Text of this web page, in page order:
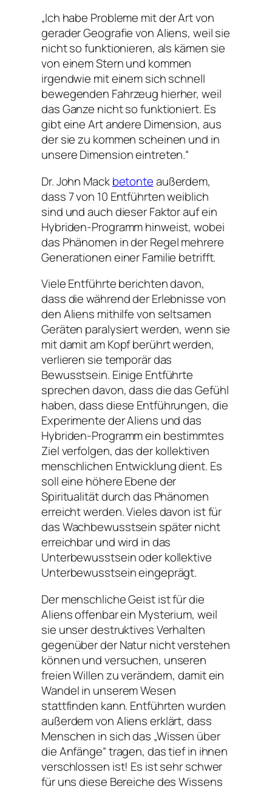
„Ich habe Probleme mit der Art von
gerader Geografie von Aliens, weil sie
nicht so funktionieren, als kämen sie
von einem Stern und kommen
irgendwie mit einem sich schnell
bewegenden Fahrzeug hierher, weil
das Ganze nicht so funktioniert. Es
gibt eine Art andere Dimension, aus
der sie zu kommen scheinen und in
unsere Dimension eintreten.“
Dr. John Mackbetonteaußerdem,
dass 7 von 10 Entführten weiblich
sind und auch dieser Faktor auf ein
Hybriden-Programm hinweist, wobei
das Phänomen in der Regel mehrere
Generationen einer Familie betrifft.
Viele Entführte berichten davon,
dass die während der Erlebnisse von
den Aliens mithilfe von seltsamen
Geräten paralysiert werden, wenn sie
mit damit am Kopf berührt werden,
verlieren sie temporär das
Bewusstsein. Einige Entführte
sprechen davon, dass die das Gefühl
haben, dass diese Entführungen, die
Experimente der Aliens und das
Hybriden-Programm ein bestimmtes
Ziel verfolgen, das der kollektiven
menschlichen Entwicklung dient. Es
soll eine höhere Ebene der
Spiritualität durch das Phänomen
erreicht werden. Vieles davon ist für
das Wachbewusstsein später nicht
erreichbar und wird in das
Unterbewusstsein oder kollektive
Unterbewusstsein eingeprägt.
Der menschliche Geist ist für die
Aliens offenbar ein Mysterium, weil
sie unser destruktives Verhalten
gegenüber der Natur nicht verstehen
können und versuchen, unseren
freien Willen zu verändern, damit ein
Wandel in unserem Wesen
stattfinden kann. Entführten wurden
außerdem von Aliens erklärt, dass
Menschen in sich das „Wissen über
die Anfänge“ tragen, das tief in ihnen
verschlossen ist! Es ist sehr schwer
für uns diese Bereiche des Wissens